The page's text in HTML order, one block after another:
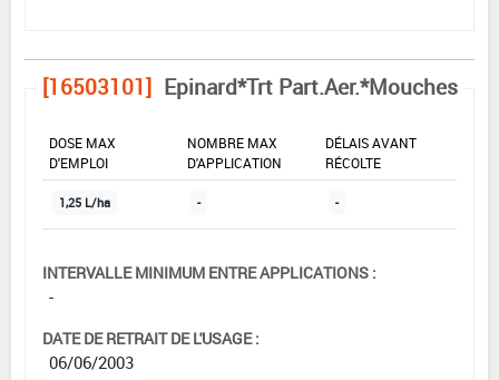
[16503101] Epinard*Trt Part.Aer.*Mouches
DOSE MAX
D'EMPLOI
NOMBRE MAX
D'APPLICATION
DÉLAIS AVANT
RÉCOLTE
1,25 L/ha - -
INTERVALLE MINIMUM ENTRE APPLICATIONS :
-
DATE DE RETRAIT DE L'USAGE :
06/06/2003